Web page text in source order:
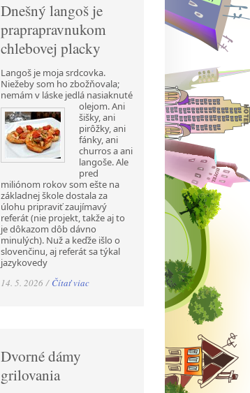
Dnešný langoš je
praprapravnukom
chlebovej placky
Langoš je moja srdcovka.
Niežeby som ho zbožňovala;
nemám v láske jedlá nasiaknuté
olejom. Ani
šišky, ani
pirôžky, ani
fánky, ani
churros a ani
langoše. Ale
pred
miliónom rokov som ešte na
základnej škole dostala za
úlohu pripraviť zaujímavý
referát (nie projekt, takže aj to
je dôkazom dôb dávno
minulých). Nuž a keďže išlo o
slovenčinu, aj referát sa týkal
jazykovedy
14. 5. 2026 / Čítať viac
Dvorné dámy
grilovania